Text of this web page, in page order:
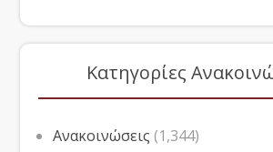
Κατηγορίες
Ανακοινώσεις (1,344)